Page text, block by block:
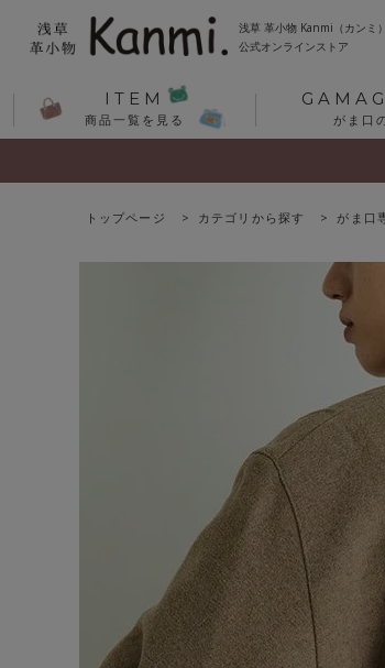
浅草 革小物 Kanmi（カンミ）
公式オンラインストア
ITEM
商品一覧を見る がま口
トップページ カテゴリから探す がま口